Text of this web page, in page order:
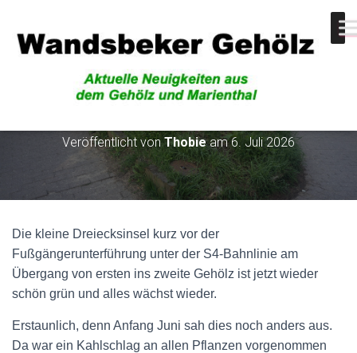
Veröffentlicht vonThobieam6. Juli 2026
Die kleine Dreiecksinsel kurz vor der
Fußgängerunterführung unter der S4-Bahnlinie am
Übergang von ersten ins zweite Gehölz ist jetzt wieder
schön grün und alles wächst wieder.
Erstaunlich, denn Anfang Juni sah dies noch anders aus.
Da war ein Kahlschlag an allen Pflanzen vorgenommen